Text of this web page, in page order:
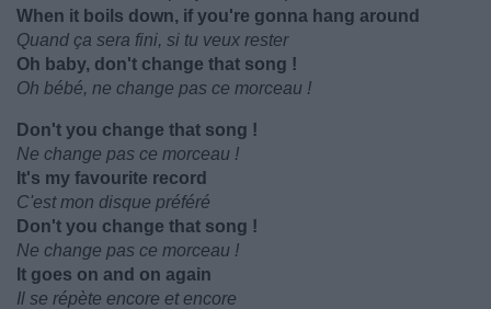
When it boils down, if you're gonna hang around
Quand ça sera fini, si tu veux rester
Oh baby, don't change that song !
Oh bébé, ne change pas ce morceau !
Don't you change that song !
Ne change pas ce morceau !
It's my favourite record
C'est mon disque préféré
Don't you change that song !
Ne change pas ce morceau !
It goes on and on again
Il se répète encore et encore